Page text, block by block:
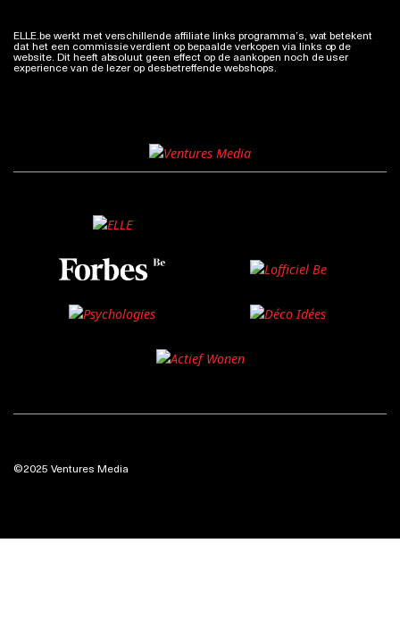
ELLE.be werkt met verschillende affiliate links programma’s, wat betekent
dat het een commissie verdient op bepaalde verkopen via links op de
website. Dit heeft absoluut geen effect op de aankopen noch de user
experience van de lezer op desbetreffende webshops.
©2025 Ventures Media